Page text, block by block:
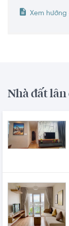
Xem
Nhà đất lân